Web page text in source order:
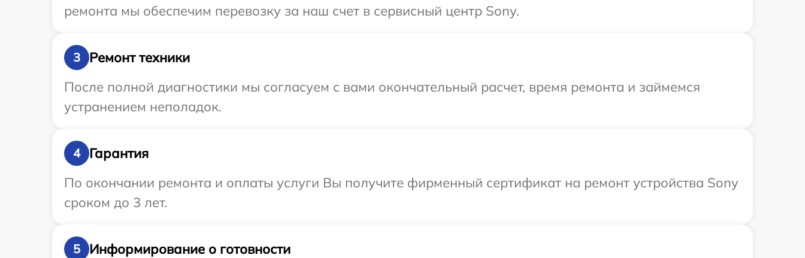
ремонта мы обеспечим перевозку за наш счет в сервисный центр Sony.
3
Ремонт техники
После полной диагностики мы согласуем с вами окончательный расчет, время ремонта и займемся
устранением неполадок.
4
Гарантия
По окончании ремонта и оплаты услуги Вы получите фирменный сертификат на ремонт устройства Sony
сроком до 3 лет.
5
Информирование о готовности